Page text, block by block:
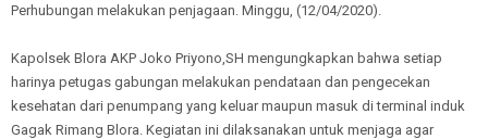
Perhubungan melakukan penjagaan. Minggu, (12/04/2020).
Kapolsek Blora AKP Joko Priyono,SH mengungkapkan bahwa setiap
harinya petugas gabungan melakukan pendataan dan pengecekan
kesehatan dari penumpang yang keluar maupun masuk di terminal induk
Gagak Rimang Blora. Kegiatan ini dilaksanakan untuk menjaga agar